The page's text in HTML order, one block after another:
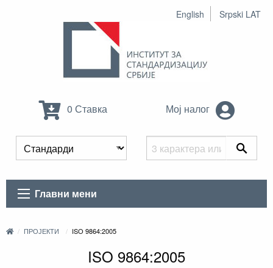
English Srpski LAT
0 Ставка Мој налог
Главни мени
ПРОЈЕКТИ ISO 9864:2005
ISO 9864:2005